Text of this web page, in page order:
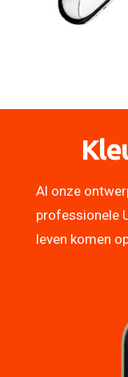
Al onze
professionele
leven komen